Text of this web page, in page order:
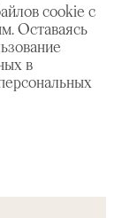
cookie с
Оставаясь
в
12+
XVII